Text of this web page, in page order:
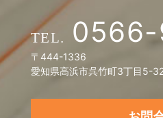
〒444-1336
愛知県高浜市呉竹町3丁目5-